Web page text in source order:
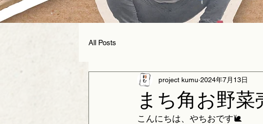
All Posts
まち角お野菜
project kumu 2024年7月13日
こんにちは、やちおです🐌